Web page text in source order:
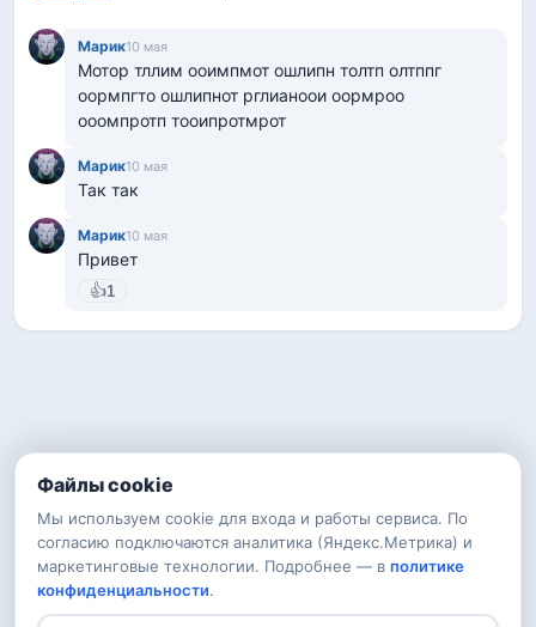
Файлы cookie
Мы используем cookie для входа и работы сервиса. По
согласию подключаются аналитика (Яндекс.Метрика) и
маркетинговые технологии. Подробнее — в политике
конфиденциальности.
Марик10 мая
Мотор тллим ооимпмот ошлипн толтп олтппг
оормпгто ошлипнот рглианоои оормроо
ооомпротп тооипротмрот
Марик10 мая
Так так
Марик10 мая
Привет
👍1